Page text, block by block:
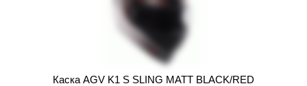
Каска AGV K1 S SLING MATT BLACK/RED